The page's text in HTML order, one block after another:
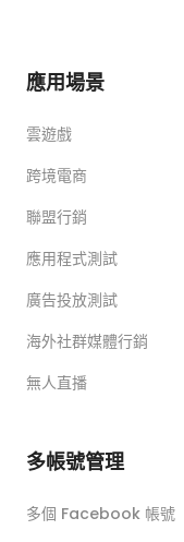
應用場景
雲遊戲
跨境電商
聯盟行銷
應用程式測試
廣告投放測試
海外社群媒體行銷
無人直播
多帳號管理
多個 Facebook 帳號